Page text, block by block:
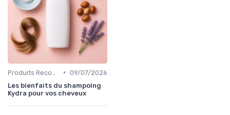
• 09/07/2026
Les bienfaits du shampoing
Kydra pour vos cheveux